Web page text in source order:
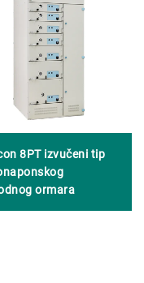
8PT izvučeni tip
ormara